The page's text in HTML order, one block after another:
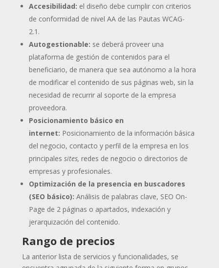
Accesibilidad: el diseño debe cumplir con criterios
de conformidad de nivel AA de las Pautas WCAG-
2.1.
Autogestionable: se deberá proveer una
plataforma de gestión de contenidos para el
beneficiario, de manera que sea autónomo a la hora
de modificar el contenido de sus páginas web, sin la
necesidad de recurrir al soporte de la empresa
proveedora.
Posicionamiento básico en
internet: Posicionamiento de la información básica
del negocio, contacto y perfil de la empresa en los
principales sites, redes de negocio o directorios de
empresas y profesionales.
Optimización de la presencia en buscadores
(SEO básico): Análisis de palabras clave, SEO On-
Page de 2 páginas o apartados, indexación y
jerarquización del contenido.
Rango de precios
La anterior lista de servicios y funcionalidades, se